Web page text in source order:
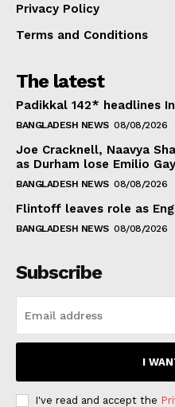
Privacy Policy
Terms and Conditions
The latest
Padikkal 142* headlines
BANGLADESH NEWS 08/08/2026
Joe Cracknell, Naavya
as Durham lose Emilio
BANGLADESH NEWS 08/08/2026
Flintoff leaves role as
BANGLADESH NEWS 08/08/2026
Subscribe
I
I've read and accept the